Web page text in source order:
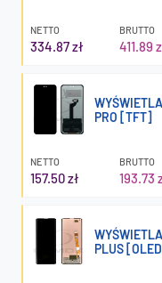
NETTO
334.87 zł
BRUTTO
411.89
PRO [TFT]
NETTO
157.50 zł
BRUTTO
193.73
PLUS